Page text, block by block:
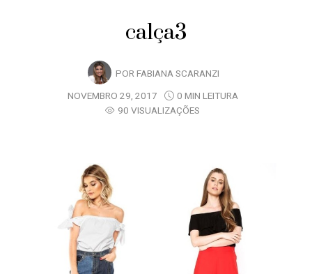
calça3
POR FABIANA SCARANZI
NOVEMBRO 29, 2017
0 MIN LEITURA
90 VISUALIZAÇÕES